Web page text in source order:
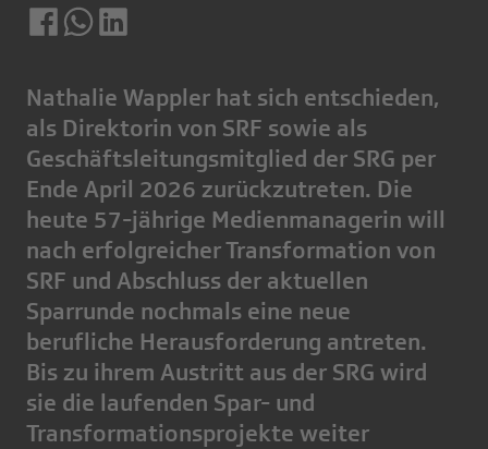
Nathalie Wappler hat sich entschieden,
als Direktorin von SRF sowie als
Geschäftsleitungsmitglied der SRG per
Ende April 2026 zurückzutreten. Die
heute 57-jährige Medienmanagerin will
nach erfolgreicher Transformation von
SRF und Abschluss der aktuellen
Sparrunde nochmals eine neue
berufliche Herausforderung antreten.
Bis zu ihrem Austritt aus der SRG wird
sie die laufenden Spar- und
Transformationsprojekte weiter